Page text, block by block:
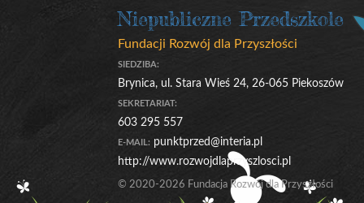
Niepubliczne Przedszkole
Fundacji Rozwój dla Przyszłości
SIEDZIBA:
Brynica, ul. Stara Wieś 24, 26-065 Piekoszów
SEKRETARIAT:
603 295 557
E-MAIL: punktprzed@interia.pl
http://www.rozwojdlaprzyszlosci.pl
© 2020-2026 Fundacja Rozwój dla Przyszłości